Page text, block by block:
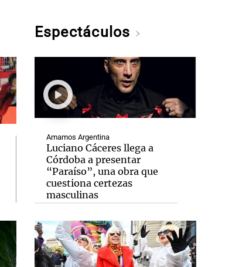
Espectáculos
Amamos Argentina
Luciano Cáceres llega a
Córdoba a presentar
“Paraíso”, una obra que
cuestiona certezas
masculinas